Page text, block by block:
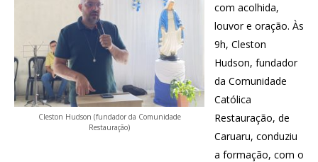
Cleston Hudson (fundador da Comunidade
Restauração)
com acolhida,
louvor e oração. Às
9h, Cleston
Hudson, fundador
da Comunidade
Católica
Restauração, de
Caruaru, conduziu
a formação, com o